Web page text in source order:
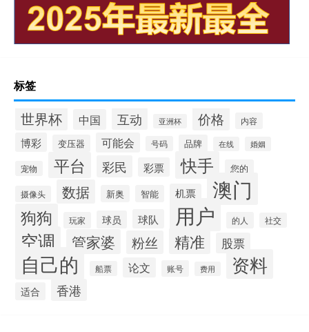
标签
世界杯 中国 互动 亚洲杯 价格 内容
博彩 变压器 可能会 号码 品牌 在线 婚姻
宠物 平台 彩民 彩票 快手 您的
摄像头 数据 新奥 智能 机票 澳门
狗狗 玩家 球员 球队 用户 的人 社交
空调 管家婆 粉丝 精准 股票
自己的 船票 论文 账号 费用 资料
适合 香港